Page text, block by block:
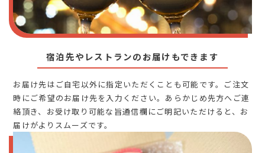
宿泊先やレストランのお届けもできます
お届け先はご自宅以外に指定いただくことも可能です。ご注文
時にご希望のお届け先を入力ください。あらかじめ先方へご連
絡頂き、お受け取り可能な旨通信欄にご明記いただけると、お
届けがよりスムーズです。